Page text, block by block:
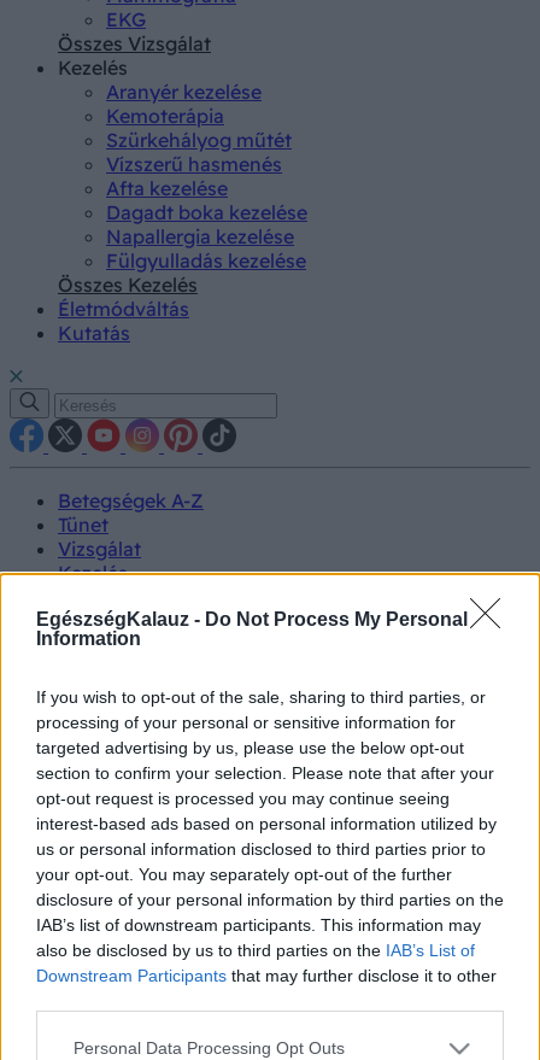
EgészségKalauz - Do Not Process My Personal
Information
If you wish to opt-out of the sale, sharing to third parties, or
processing of your personal or sensitive information for
targeted advertising by us, please use the below opt-out
section to confirm your selection. Please note that after your
opt-out request is processed you may continue seeing
interest-based ads based on personal information utilized by
us or personal information disclosed to third parties prior to
your opt-out. You may separately opt-out of the further
disclosure of your personal information by third parties on the
IAB’s list of downstream participants. This information may
also be disclosed by us to third parties on the IAB’s List of
Downstream Participants that may further disclose it to other
Please note that this website/app uses one or more Google
Personal Data Processing Opt Outs
EKG
Összes Vizsgálat
Kezelés
Aranyér kezelése
Kemoterápia
Szürkehályog műtét
Vízszerű hasmenés
Afta kezelése
Dagadt boka kezelése
Napallergia kezelése
Fülgyulladás kezelése
Összes Kezelés
Életmódváltás
Kutatás
Betegségek A-Z
Tünet
Vizsgálat
Kezelés
Kutatás
Prevenció
Videók
Kisállatok egészsége
#allergia #influenza#cukorbetegség
#orvosmeteorológia#vérnyomás #stroke#rákbetegség
#pajzsmirigy#reflux#ekcéma#herpesz
Regisztráció
Emésztés
Emésztés